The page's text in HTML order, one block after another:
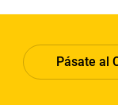
Pásate al